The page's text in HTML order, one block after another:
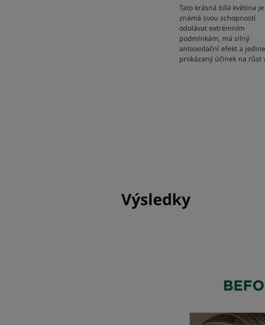
Tato krásná bílá květina je
známá svou schopností
odolávat extrémním
podmínkám, má silný
antioxidační efekt a
prokázaný účinek na růst
Výsledky